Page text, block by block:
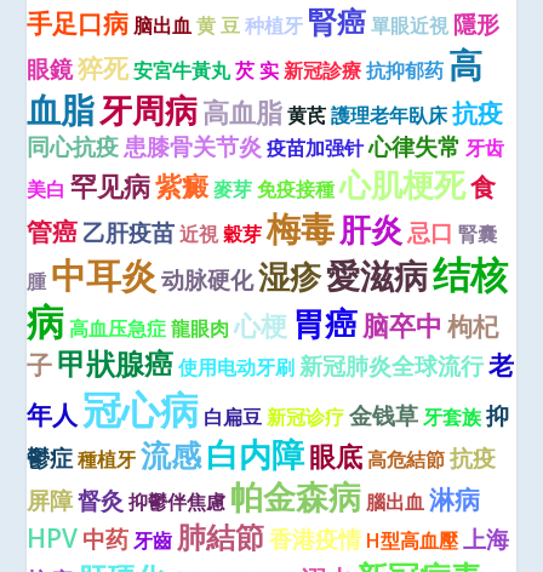
手足口病 脑出血 黄 豆 种植牙 腎癌 單眼近視 隱形
眼鏡猝死安宮牛黃丸芡 实 新冠診療 抗抑郁药 高
血脂牙周病高血脂 黄芪 護理老年臥床抗疫
同心抗疫患膝骨关节炎 疫苗加强针心律失常 牙齿
美白 罕见病紫癜麥芽 免疫接種 心肌梗死食
管癌乙肝疫苗 近視 穀芽 梅毒肝炎 忌口 腎囊
腫 中耳炎 动脉硬化湿疹愛滋病结核
病 高血压急症 龍眼肉 心梗 胃癌脑卒中 枸杞
子甲狀腺癌 使用电动牙刷 新冠肺炎全球流行老
年人 冠心病 白扁豆 新冠诊疗 金钱草 牙套族 抑
鬱症 種植牙 流感白内障眼底 高危結節 抗疫
屏障督灸 抑鬱伴焦慮 帕金森病 腦出血 淋病
HPV中药 牙齒 肺結節香港疫情 H型高血壓上海